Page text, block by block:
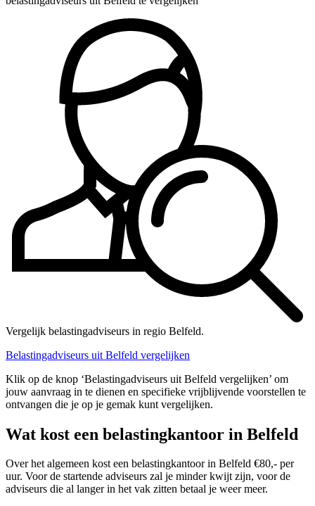
Vergelijk belastingadviseurs in regio Belfeld.
Belastingadviseurs uit Belfeld vergelijken
Klik op de knop ‘Belastingadviseurs uit Belfeld vergelijken’ om
jouw aanvraag in te dienen en specifieke vrijblijvende voorstellen te
ontvangen die je op je gemak kunt vergelijken.
Wat kost een belastingkantoor in Belfeld
Over het algemeen kost een belastingkantoor in Belfeld €80,- per
uur. Voor de startende adviseurs zal je minder kwijt zijn, voor de
adviseurs die al langer in het vak zitten betaal je weer meer.